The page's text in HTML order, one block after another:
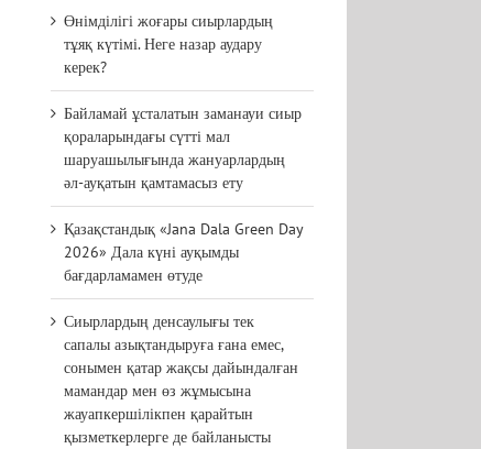
Өнімділігі жоғары сиырлардың
тұяқ күтімі. Неге назар аудару
керек?
Байламай ұсталатын заманауи сиыр
қораларындағы сүтті мал
шаруашылығында жануарлардың
әл-ауқатын қамтамасыз ету
Қазақстандық «Jana Dala Green Day
2026» Дала күні ауқымды
бағдарламамен өтуде
Сиырлардың денсаулығы тек
сапалы азықтандыруға ғана емес,
сонымен қатар жақсы дайындалған
мамандар мен өз жұмысына
жауапкершілікпен қарайтын
қызметкерлерге де байланысты